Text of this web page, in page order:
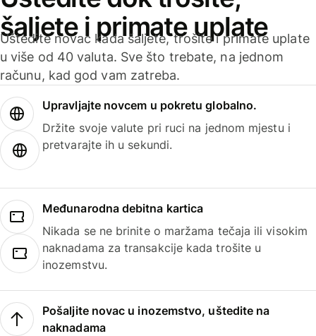
šaljete i primate uplate
Uštedite novac kada šaljete, trošite i primate uplate
u više od 40 valuta. Sve što trebate, na jednom
računu, kad god vam zatreba.
Upravljajte novcem u pokretu globalno.
Držite svoje valute pri ruci na jednom mjestu i
pretvarajte ih u sekundi.
Međunarodna debitna kartica
Nikada se ne brinite o maržama tečaja ili visokim
naknadama za transakcije kada trošite u
inozemstvu.
Pošaljite novac u inozemstvo, uštedite na
naknadama